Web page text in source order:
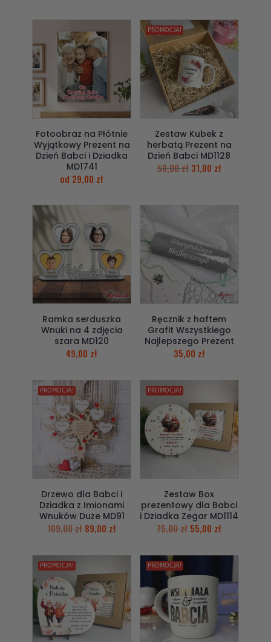
Fotoobraz na Płótnie
Wyjątkowy Prezent na
Dzień Babci i Dziadka
MD1741
od 29,00 zł
PROMOCJA!
Zestaw Kubek z
herbatą Prezent na
Dzień Babci MD1128
50,00zł 31,00 zł
Ramka serduszka
Wnuki na 4 zdjęcia
szara MD120
49,00 zł
Ręcznik z haftem
Grafit Wszystkiego
Najlepszego Prezent
35,00 zł
PROMOCJA!
Drzewo dla Babci i
Dziadka z Imionami
Wnuków Duże MD91
109,00zł 89,00 zł
PROMOCJA!
Zestaw Box
prezentowy dla Babci
i Dziadka Zegar MD1114
75,00zł 55,00 zł
PROMOCJA! PROMOCJA!